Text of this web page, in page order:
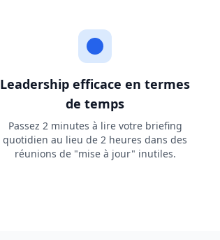
Leadership efficace en termes
de temps
Passez 2 minutes à lire votre briefing
quotidien au lieu de 2 heures dans des
réunions de "mise à jour" inutiles.